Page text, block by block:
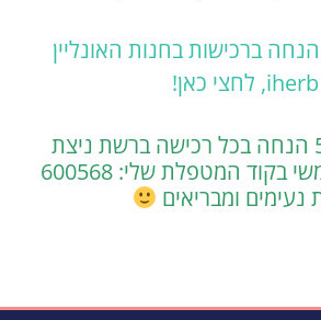
> לקבלת 5% הנחה ברכישות בחנות האונליין
iherb, לחצי כאן!
>> לקבלת 5% הנחה בכל רכישה ברשת ניצת
הדובדבן, השתמשי בקוד המטפלת שלי: 600568
נעימים ומבריאים